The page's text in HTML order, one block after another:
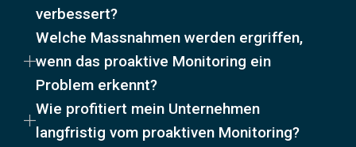
verbessert?
Welche Massnahmen werden ergriffen,
wenn das proaktive Monitoring ein
Problem erkennt?
Wie profitiert mein Unternehmen
langfristig vom proaktiven Monitoring?